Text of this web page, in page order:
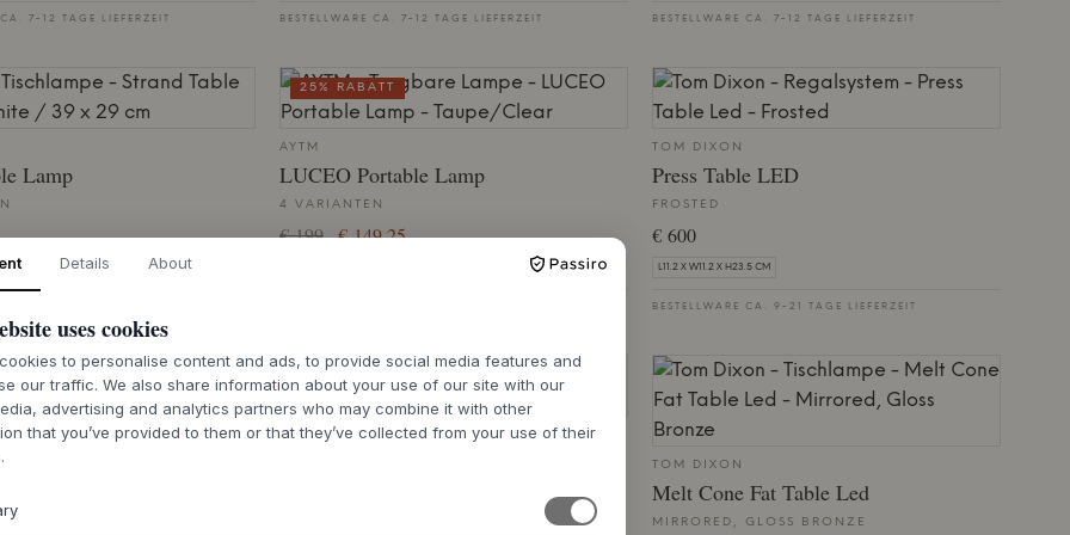
CA. 7-12 TAGE LIEFERZEIT BESTELLWARE CA. 7-12 TAGE LIEFERZEIT BESTELLWARE CA. 7-12 TAGE LIEFERZEIT
Lamp
CA. 3-5 WOCHEN LIEFERZEIT
AYTM
LUCEO Portable Lamp
4 VARIANTEN
€ 199 € 149,25
25% RABATT
TOM DIXON
Press Table LED
FROSTED
€ 600
L11.2 X W11.2 X H23.5 CM
BESTELLWARE CA. 9-21 TAGE LIEFERZEIT
TOM DIXON
TOM DIXON
Melt Cone Fat Table Led
MIRRORED, GLOSS BRONZE
Details About
uses cookies
to personalise content and ads, to provide social media features and
our traffic. We also share information about your use of our site with our
advertising and analytics partners who may combine it with other
that you’ve provided to them or that they’ve collected from your use of their